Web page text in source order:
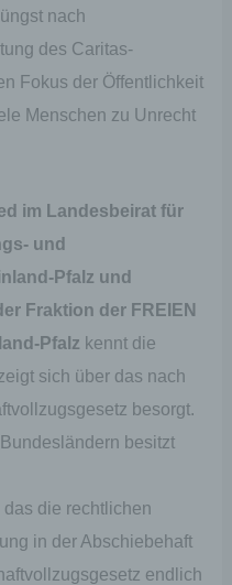
nach
des Caritas-
Fokus der Öffentlichkeit
Menschen zu Unrecht
im Landesbeirat für
und
Pfalz und
Fraktion der FREIEN
Pfalz kennt die
sich über das nach
besorgt.
besitzt
die rechtlichen
in der Abschiebehaft
endlich